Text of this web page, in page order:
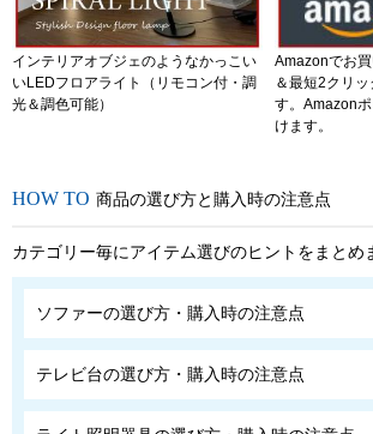
インテリアオブジェのようなかっこい
いLEDフロアライト（リモコン付・調
光＆調色可能）
Amazonでお
＆最短2クリ
す。Amazon
けます。
商品の選び方と購入時の注意点
カテゴリー毎にアイテム選びのヒントをまとめ
ソファーの選び方・購入時の注意点
テレビ台の選び方・購入時の注意点